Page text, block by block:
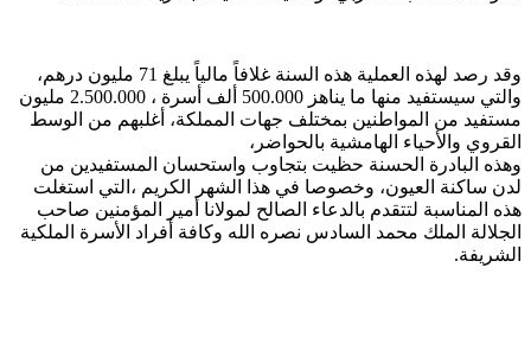
وقد رصد لهذه العملية هذه السنة غلافاً مالياً يبلغ 71 مليون درهم،
والتي سيستفيد منها ما يناهز 500.000 ألف أسرة ، 2.500.000 مليون
مستفيد من المواطنين بمختلف جهات المملكة، أغلبهم من الوسط
القروي والأحياء الهامشية بالحواضر،
وهذه البادرة الحسنة حظيت بتجاوب واستحسان المستفيدين من
لدن ساكنة العيون، وخصوصا في هذا الشهر الكريم ،التي استغلت
هذه المناسبة لتتقدم بالدعاء الصالح لمولانا أمير المؤمنين صاحب
الجلالة الملك محمد السادس نصره الله وكافة أفراد الأسرة الملكية
الشريفة.